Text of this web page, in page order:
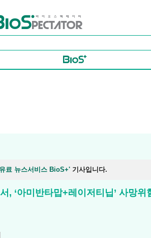
오스펙테이터
료 뉴스서비스 BioS+' 기사입니다.
‘아미반타맙+레이저티닙’ 사망